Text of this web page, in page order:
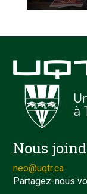
Nous
neo@uqtr.ca
Partagez-nous